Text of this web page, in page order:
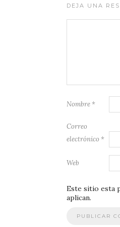
DEJA UNA
Nombre *
Correo
electrónico *
Web
Este sitio esta
aplican.